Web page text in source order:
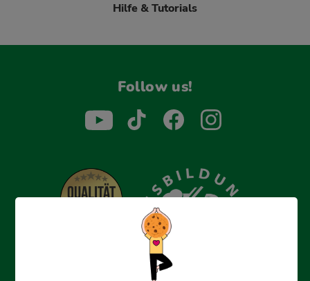
Hilfe & Tutorials
Follow us!
Erfolgreich bewerben mit Ausbildungspark: Wir